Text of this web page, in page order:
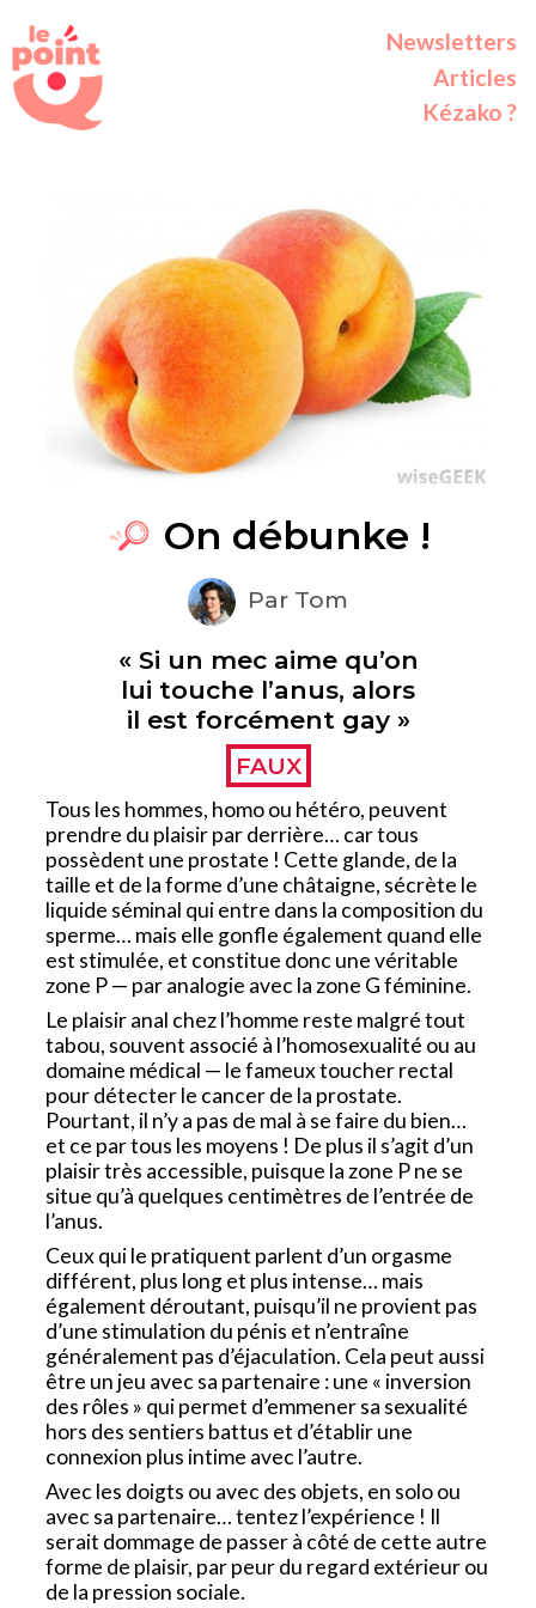
Newsletters
Articles
Kézako ?
On débunke !
Par Tom
« Si un mec aime qu’on
lui touche l’anus, alors
il est forcément gay »
FAUX
Tous les hommes, homo ou hétéro, peuvent
prendre du plaisir par derrière… car tous
possèdent une prostate ! Cette glande, de la
taille et de la forme d’une châtaigne, sécrète le
liquide séminal qui entre dans la composition du
sperme… mais elle gonfle également quand elle
est stimulée, et constitue donc une véritable
zone P — par analogie avec la zone G féminine.
Le plaisir anal chez l’homme reste malgré tout
tabou, souvent associé à l’homosexualité ou au
domaine médical — le fameux toucher rectal
pour détecter le cancer de la prostate.
Pourtant, il n’y a pas de mal à se faire du bien…
et ce par tous les moyens ! De plus il s’agit d’un
plaisir très accessible, puisque la zone P ne se
situe qu’à quelques centimètres de l’entrée de
l’anus.
Ceux qui le pratiquent parlent d’un orgasme
différent, plus long et plus intense… mais
également déroutant, puisqu’il ne provient pas
d’une stimulation du pénis et n’entraîne
généralement pas d’éjaculation. Cela peut aussi
être un jeu avec sa partenaire : une « inversion
des rôles » qui permet d’emmener sa sexualité
hors des sentiers battus et d’établir une
connexion plus intime avec l’autre.
Avec les doigts ou avec des objets, en solo ou
avec sa partenaire… tentez l’expérience ! Il
serait dommage de passer à côté de cette autre
forme de plaisir, par peur du regard extérieur ou
de la pression sociale.